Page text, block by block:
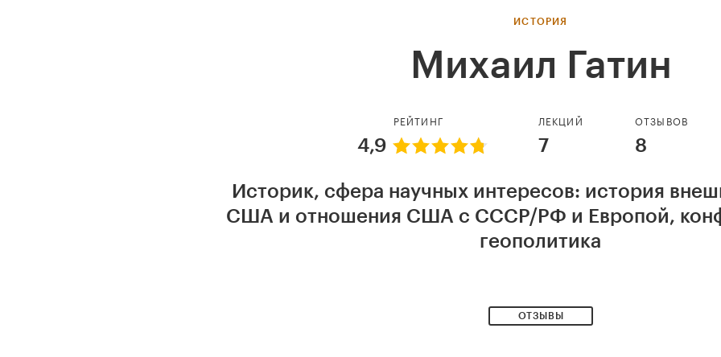
ИСТОРИЯ
Михаил Гатин
РЕЙТИНГ
4,9
ЛЕКЦИЙ
7
ОТЗЫВОВ
8
Историк, сфера научных интересов: история
США и отношения США с СССР/РФ и Европой,
геополитика
ОТЗЫВЫ